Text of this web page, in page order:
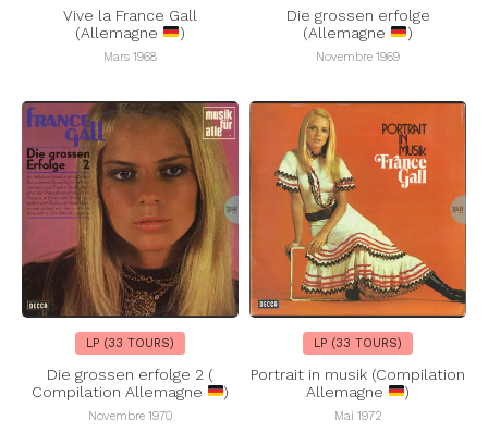
Vive la France Gall
(Allemagne
)
Mars 1968
Die grossen erfolge
(Allemagne
)
Novembre 1969
LP (33 TOURS)
Die grossen erfolge 2 (
Compilation Allemagne
)
Novembre 1970
LP (33 TOURS)
Portrait in musik (Compilation
Allemagne
)
Mai 1972